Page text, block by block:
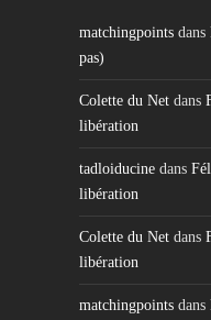
matchingpoints dans
pas)
Colette du Net dans
libération
tadloiducine dans
libération
Colette du Net dans
libération
matchingpoints dans